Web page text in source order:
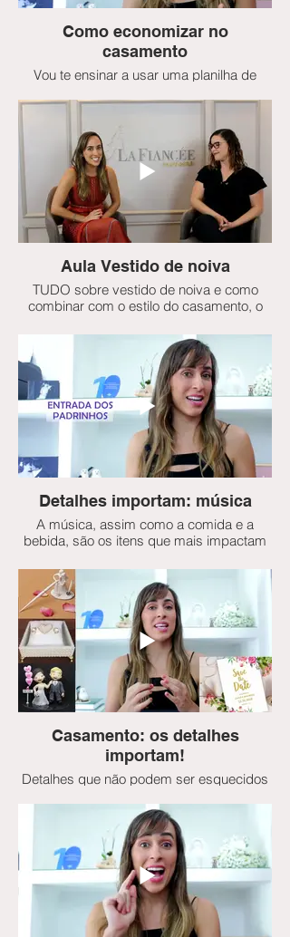
Como economizar no
casamento
Vou te ensinar a usar uma planilha de
dor de cabeça e ficar com nome sujo na
quer começar a vida a dois endividado,
né? Além disso, vou te dar 10 dicas
práticas de como economizar e também
te sugerir algumas opções criativas de
como você pode juntar mais dinheiro
durante essa fase dos preparativos!
Aula Vestido de noiva
TUDO sobre vestido de noiva e como
combinar com o estilo do casamento, o
Detalhes importam: música
A música, assim como a comida e a
bebida, são os itens que mais impactam
qualquer festa... e no casamento, isso não
é diferente.
Casamento: os detalhes
importam!
Detalhes que não podem ser esquecidos
casamento.
Pegue um papel e caneta para anotar pois
os detalhes importam e muito para sua
festa ser inesquecível.